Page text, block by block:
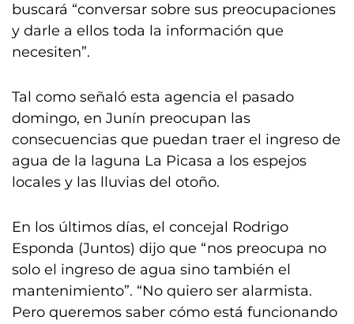
buscará “conversar sobre sus preocupaciones
y darle a ellos toda la información que
necesiten”.
Tal como señaló esta agencia el pasado
domingo, en Junín preocupan las
consecuencias que puedan traer el ingreso de
agua de la laguna La Picasa a los espejos
locales y las lluvias del otoño.
En los últimos días, el concejal Rodrigo
Esponda (Juntos) dijo que “nos preocupa no
solo el ingreso de agua sino también el
mantenimiento”. “No quiero ser alarmista.
Pero queremos saber cómo está funcionando